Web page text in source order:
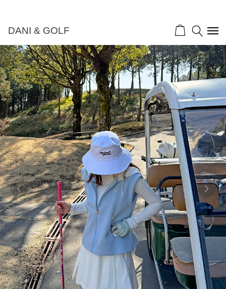
DANI & GOLF